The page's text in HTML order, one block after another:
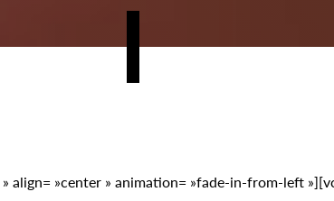
align= »center » animation= »fade-in-from-left